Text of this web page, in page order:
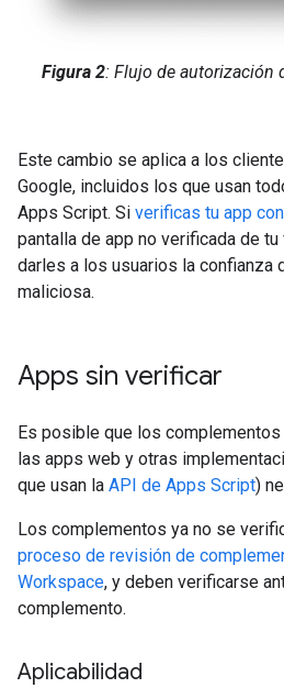
Figura 2: Flujo de autorización
Este cambio se aplica a los
Google, incluidos los que usan
Apps Script. Si verificas tu app
pantalla de app no verificada de
darles a los usuarios la confianza
maliciosa.
Apps sin verificar
Es posible que los
las apps web y otras
que usan la API de Apps Script)
Los complementos ya no se
proceso de revisión de
Workspace, y deben verificarse
complemento.
Aplicabilidad